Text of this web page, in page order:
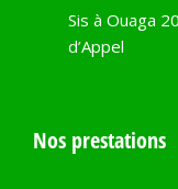
Sis à Ouaga
d’Appel
Nos prestations